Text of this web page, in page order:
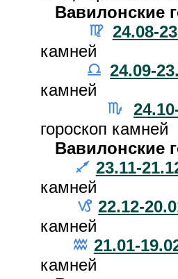
Вавилонские
24.08-
камней
24.09-
камней
гороскоп камней
Вавилонские
23.11-
камней
22.12-
камней
21.01-
камней